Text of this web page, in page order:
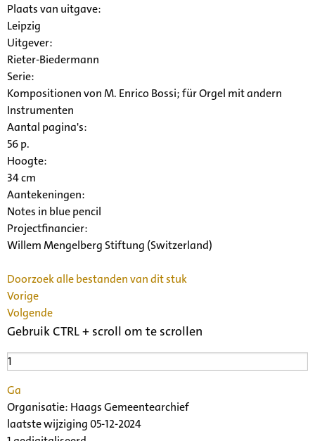
Plaats van uitgave:
Leipzig
Uitgever:
Rieter-Biedermann
Serie:
Kompositionen von M. Enrico Bossi; für Orgel mit andern
Instrumenten
Aantal pagina's:
56 p.
Hoogte:
34 cm
Aantekeningen:
Notes in blue pencil
Projectfinancier:
Willem Mengelberg Stiftung (Switzerland)
Doorzoek alle bestanden van dit stuk
Vorige
Volgende
Gebruik CTRL + scroll om te scrollen
Ga
Organisatie: Haags Gemeentearchief
laatste wijziging 05-12-2024